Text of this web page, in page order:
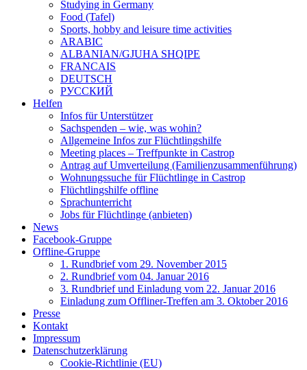
Studying in Germany
Food (Tafel)
Sports, hobby and leisure time activities
ARABIC
ALBANIAN/GJUHA SHQIPE
FRANCAIS
DEUTSCH
PУССКИЙ
Helfen
Infos für Unterstützer
Sachspenden – wie, was wohin?
Allgemeine Infos zur Flüchtlingshilfe
Meeting places – Treffpunkte in Castrop
Antrag auf Umverteilung (Familienzusammenführung)
Wohnungssuche für Flüchtlinge in Castrop
Flüchtlingshilfe offline
Sprachunterricht
Jobs für Flüchtlinge (anbieten)
News
Facebook-Gruppe
Offline-Gruppe
1. Rundbrief vom 29. November 2015
2. Rundbrief vom 04. Januar 2016
3. Rundbrief und Einladung vom 22. Januar 2016
Einladung zum Offliner-Treffen am 3. Oktober 2016
Presse
Kontakt
Impressum
Datenschutzerklärung
Cookie-Richtlinie (EU)